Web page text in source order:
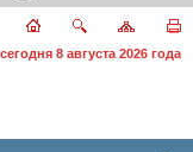
сегодня 8 августа 2026 года